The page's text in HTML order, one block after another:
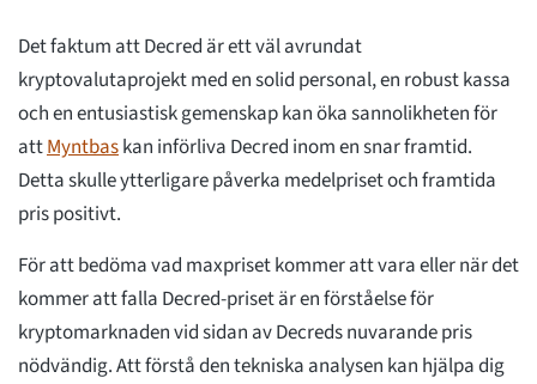
Det faktum att Decred är ett väl avrundat
kryptovalutaprojekt med en solid personal, en robust kassa
och en entusiastisk gemenskap kan öka sannolikheten för
attMyntbaskan införliva Decred inom en snar framtid.
Detta skulle ytterligare påverka medelpriset och framtida
pris positivt.
För att bedöma vad maxpriset kommer att vara eller när det
kommer att falla Decred-priset är en förståelse för
kryptomarknaden vid sidan av Decreds nuvarande pris
nödvändig. Att förstå den tekniska analysen kan hjälpa dig